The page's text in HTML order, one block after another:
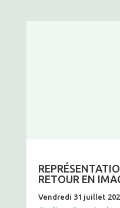
RETOUR EN
Vendredi 31 juillet